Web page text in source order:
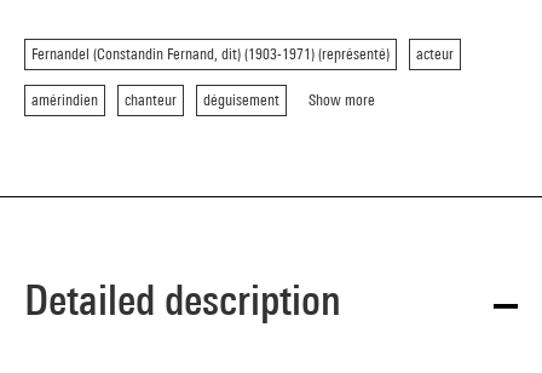
Fernandel (Constandin Fernand, dit) (1903-1971) (représenté) acteur
amérindien chanteur déguisement Show more
Detailed description